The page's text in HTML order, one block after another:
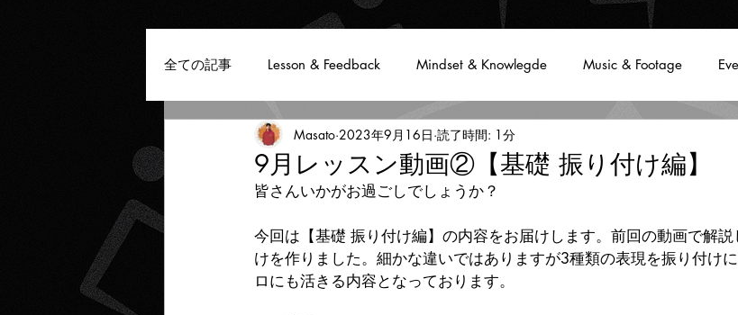
全ての記事 Lesson & Feedback Mindset & Knowlegde Music & Footage
9月レッスン動画②【基礎 振り付け編】
Masato 2023年9月16日 読了時間: 1分
皆さんいかがお過ごしでしょうか？
今回は【基礎 振り付け編】の内容をお届けします。前回の動画で解
けを作りました。細かな違いではありますが3種類の表現を振り付け
ロにも活きる内容となっております。